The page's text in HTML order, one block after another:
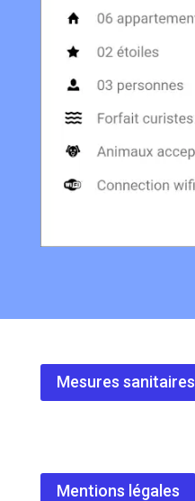
Mesures sanitaires
Mentions légales